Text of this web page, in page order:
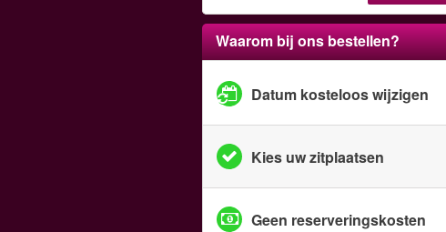
Waarom bij ons bestellen?
Datum kosteloos wijzigen
Kies uw zitplaatsen
Geen reserveringskosten